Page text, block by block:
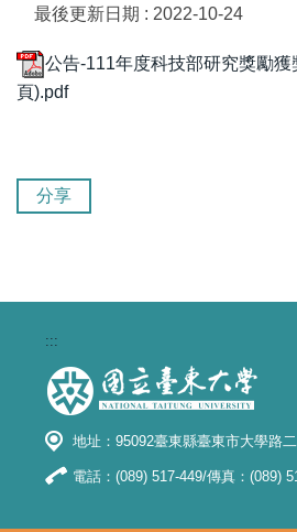
最後更新日期 : 2022-10-24
公告-111年度科技部研究獎勵
頁).pdf
分享
:::
地址：95092臺東縣臺東市大學路
電話：(089) 517-449/傳真：(089)